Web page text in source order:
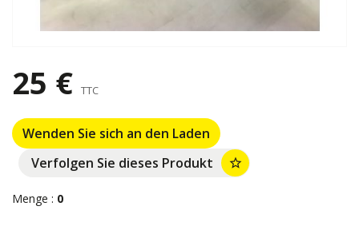
25 € TTC
Wenden Sie sich an den Laden
Verfolgen Sie dieses Produkt
star_border
Menge : 0